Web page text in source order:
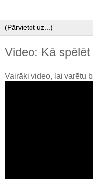
Video: Kā
Vairāki video, lai varētu